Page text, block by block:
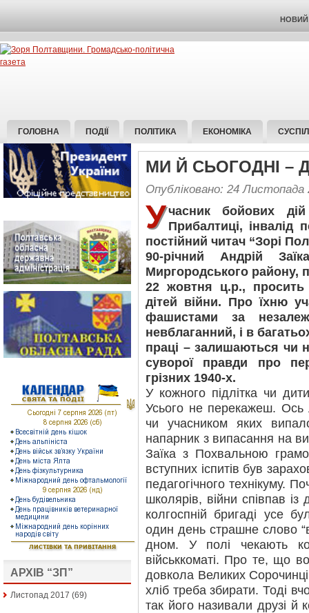
НОВИЙ
ГОЛОВНА ПОДІЇ ПОЛІТИКА ЕКОНОМІКА
АРХІВ “ЗП”
Листопад 2017 (69)
МИ Й СЬОГОДНІ –
Опубліковано: 24 Листопада
Учасник бойових
Прибалтиці, інвалід
постійний читач “Зорі
90-річний Андрій
Миргородського району,
22 жовтня ц.р., просить
дітей війни. Про їхню
фашистами за
невблаганний, і в
праці – залишаються чи
суворої правди про
грізних 1940-х.
У кожного підлітка чи
Усього не перекажеш. Ось
чи учасником яких
напарник з випасання на
Заїка з Похвальною
вступних іспитів був
педагогічного технікуму.
школярів, війни співпав
колгоспній бригаді усе
один день страшне слово
дном. У полі чекають
військкоматі. Про те, що
довкола Великих
хліб треба збирати. Тоді
так його називали друзі й